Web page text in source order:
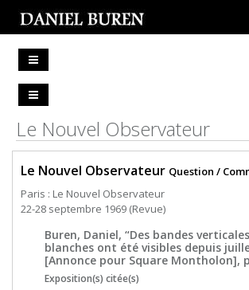
Le Nouvel Observateur
Le Nouvel Observateur Question /
Paris : Le Nouvel Observateur
22-28 septembre 1969 (Revue)
Buren, Daniel, “Des bandes
blanches ont été visibles depuis
[Annonce pour Square Montholon],
Exposition(s) citée(s)